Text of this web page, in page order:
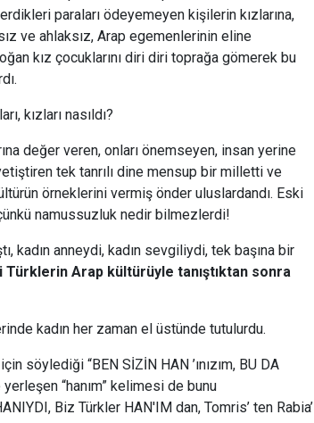
paraları ödeyemeyen kişilerin kızlarına,
ve ahlaksız, Arap egemenlerinin eline
kız çocuklarını diri diri toprağa gömerek bu
kızları nasıldı?
değer veren, onları önemseyen, insan yerine
tek tanrılı dine mensup bir milletti ve
örneklerini vermiş önder uluslardandı. Eski
namussuzluk nedir bilmezlerdi!
kadın anneydi, kadın sevgiliydi, tek başına bir
Türklerin Arap kültürüyle tanıştıktan sonra
kadın her zaman el üstünde tutulurdu.
söylediği “BEN SİZİN HAN ’ınızım, BU DA
“hanım” kelimesi de bunu
Biz Türkler HAN'IM dan, Tomris’ ten Rabia’